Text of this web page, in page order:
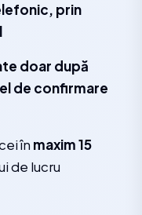
prin
doar după
de confirmare
în maxim 15
de lucru